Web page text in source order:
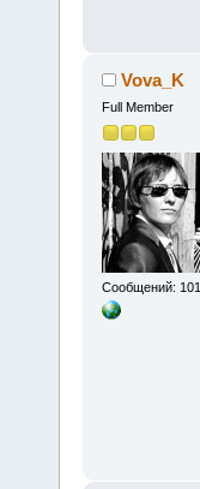
Vova_K
Full Member
Сообщений: 101